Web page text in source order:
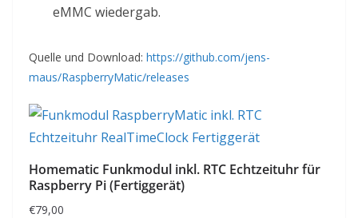
eMMC wiedergab.
Quelle und Download: https://github.com/jens-
maus/RaspberryMatic/releases
Homematic Funkmodul inkl. RTC Echtzeituhr für
Raspberry Pi (Fertiggerät)
€79,00